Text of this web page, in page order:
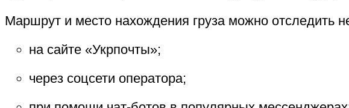
Маршрут и место нахождения груза можно отследить
на сайте «Укрпочты»;
через соцсети оператора;